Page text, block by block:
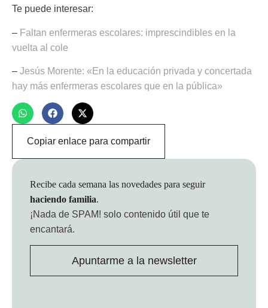
Te puede interesar:
– Faltan enfermeras escolares: imprescindibles en la
vuelta al cole
– Jesús Morente: «En la educación privada y concertada
hay más enfermeras escolares que en la pública»
Copiar enlace para compartir
Recibe cada semana las novedades para seguir
haciendo familia.
¡Nada de SPAM! solo contenido útil que te
encantará.
Apuntarme a la newsletter